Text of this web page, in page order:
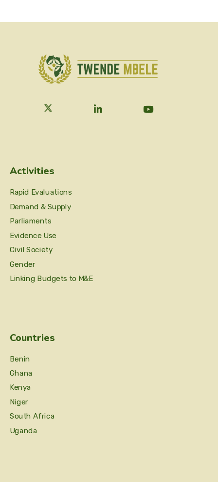
Activities
Rapid Evaluations
Demand & Supply
Parliaments
Evidence Use
Civil Society
Gender
Linking Budgets to M&E
Countries
Benin
Ghana
Kenya
Niger
South Africa
Uganda